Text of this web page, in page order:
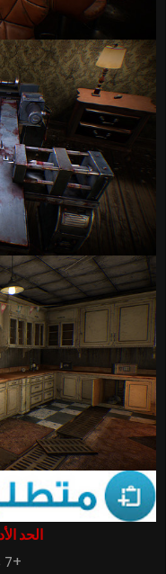
الحد
7+